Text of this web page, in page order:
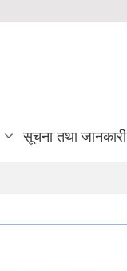
सूचना तथा जानकारी